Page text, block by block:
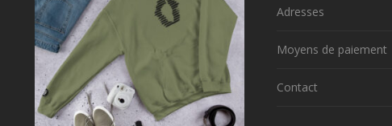
Adresses
Moyens de paiement
Contact